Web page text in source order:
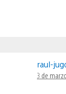
raul-
3 de